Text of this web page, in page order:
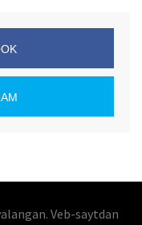
Veb-saytdan